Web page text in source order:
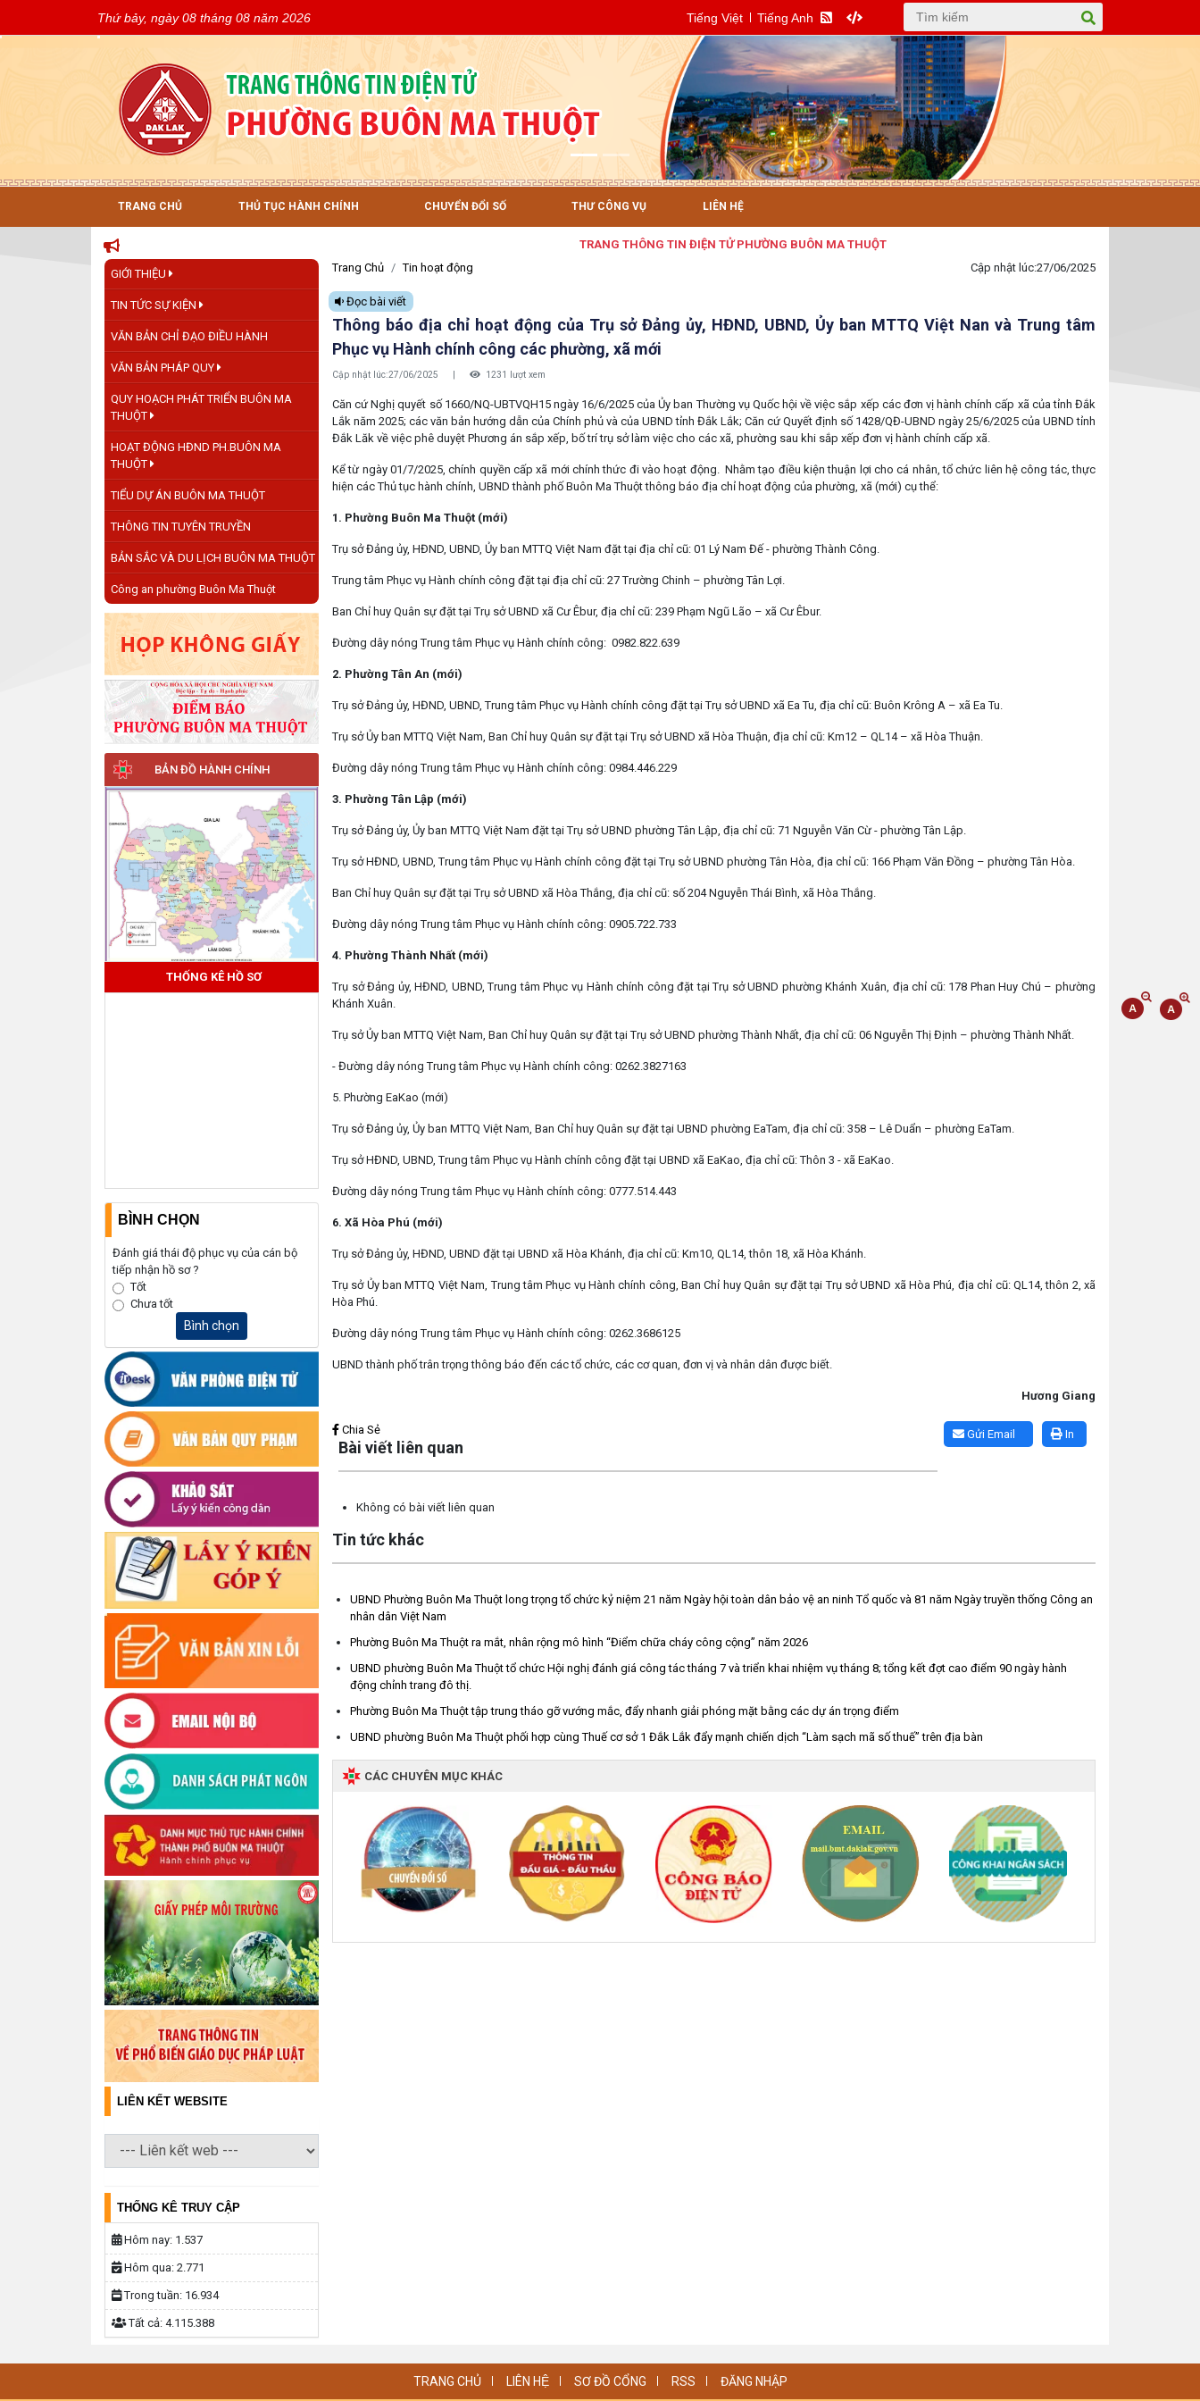
Thứ bảy, ngày 08 tháng 08 năm 2026 Tiếng Việt Tiếng Anh
TRANG CHỦ THỦ TỤC HÀNH CHÍNH CHUYỂN ĐỔI SỐ THƯ CÔNG VỤ LIÊN HỆ
TRANG THÔNG TIN ĐIỆN TỬ PHƯỜNG BUÔN MA THUỘT
GIỚI THIỆU
TIN TỨC SỰ KIỆN
VĂN BẢN CHỈ ĐẠO ĐIỀU HÀNH
VĂN BẢN PHÁP QUY
QUY HOẠCH PHÁT TRIỂN BUÔN MA
THUỘT
HOẠT ĐỘNG HĐND PH.BUÔN MA
THUỘT
TIỂU DỰ ÁN BUÔN MA THUỘT
THÔNG TIN TUYÊN TRUYỀN
BẢN SẮC VÀ DU LỊCH BUÔN MA THUỘT
Công an phường Buôn Ma Thuột
BẢN ĐỒ HÀNH CHÍNH
THỐNG KÊ HỒ SƠ
BÌNH CHỌN
Đánh giá thái độ phục vụ của cán bộ
tiếp nhận hồ sơ ?
Tốt
Chưa tốt
Bình chọn
LIÊN KẾT WEBSITE
THỐNG KÊ TRUY CẬP
Hôm nay: 1.537
Hôm qua: 2.771
Trong tuần: 16.934
Tất cả: 4.115.388
Trang Chủ Tin hoạt động Cập nhật lúc:27/06/2025
Đọc bài viết
Thông báo địa chỉ hoạt động của Trụ sở Đảng ủy, HĐND, UBND, Ủy ban MTTQ Việt Nan và Trung tâm
Phục vụ Hành chính công các phường, xã mới
Cập nhật lúc:27/06/2025 1231 lượt xem
Căn cứ Nghị quyết số 1660/NQ-UBTVQH15 ngày 16/6/2025 của Ủy ban Thường vụ Quốc hội về việc sắp xếp các đơn vị hành chính cấp xã của tỉnh Đắk
Lắk năm 2025; các văn bản hướng dẫn của Chính phủ và của UBND tỉnh Đắk Lắk; Căn cứ Quyết định số 1428/QĐ-UBND ngày 25/6/2025 của UBND tỉnh
Đắk Lăk về việc phê duyệt Phương án sắp xếp, bố trí trụ sở làm việc cho các xã, phường sau khi sắp xếp đơn vị hành chính cấp xã.
Kể từ ngày 01/7/2025, chính quyền cấp xã mới chính thức đi vào hoạt động. Nhằm tạo điều kiện thuận lợi cho cá nhân, tổ chức liên hệ công tác, thực
hiện các Thủ tục hành chính, UBND thành phố Buôn Ma Thuột thông báo địa chỉ hoạt động của phường, xã (mới) cụ thể:
1. Phường Buôn Ma Thuột (mới)
Trụ sở Đảng ủy, HĐND, UBND, Ủy ban MTTQ Việt Nam đặt tại địa chỉ cũ: 01 Lý Nam Đế - phường Thành Công.
Trung tâm Phục vụ Hành chính công đặt tại địa chỉ cũ: 27 Trường Chinh – phường Tân Lợi.
Ban Chỉ huy Quân sự đặt tại Trụ sở UBND xã Cư Êbur, địa chỉ cũ: 239 Phạm Ngũ Lão – xã Cư Êbur.
Đường dây nóng Trung tâm Phục vụ Hành chính công: 0982.822.639
2. Phường Tân An (mới)
Trụ sở Đảng ủy, HĐND, UBND, Trung tâm Phục vụ Hành chính công đặt tại Trụ sở UBND xã Ea Tu, địa chỉ cũ: Buôn Krông A – xã Ea Tu.
Trụ sở Ủy ban MTTQ Việt Nam, Ban Chỉ huy Quân sự đặt tại Trụ sở UBND xã Hòa Thuận, địa chỉ cũ: Km12 – QL14 – xã Hòa Thuận.
Đường dây nóng Trung tâm Phục vụ Hành chính công: 0984.446.229
3. Phường Tân Lập (mới)
Trụ sở Đảng ủy, Ủy ban MTTQ Việt Nam đặt tại Trụ sở UBND phường Tân Lập, địa chỉ cũ: 71 Nguyễn Văn Cừ - phường Tân Lập.
Trụ sở HĐND, UBND, Trung tâm Phục vụ Hành chính công đặt tại Trụ sở UBND phường Tân Hòa, địa chỉ cũ: 166 Phạm Văn Đồng – phường Tân Hòa.
Ban Chỉ huy Quân sự đặt tại Trụ sở UBND xã Hòa Thắng, địa chỉ cũ: số 204 Nguyễn Thái Bình, xã Hòa Thắng.
Đường dây nóng Trung tâm Phục vụ Hành chính công: 0905.722.733
4. Phường Thành Nhất (mới)
Trụ sở Đảng ủy, HĐND, UBND, Trung tâm Phục vụ Hành chính công đặt tại Trụ sở UBND phường Khánh Xuân, địa chỉ cũ: 178 Phan Huy Chú – phường
Khánh Xuân.
Trụ sở Ủy ban MTTQ Việt Nam, Ban Chỉ huy Quân sự đặt tại Trụ sở UBND phường Thành Nhất, địa chỉ cũ: 06 Nguyễn Thị Định – phường Thành Nhất.
- Đường dây nóng Trung tâm Phục vụ Hành chính công: 0262.3827163
5. Phường EaKao (mới)
Trụ sở Đảng ủy, Ủy ban MTTQ Việt Nam, Ban Chỉ huy Quân sự đặt tại UBND phường EaTam, địa chỉ cũ: 358 – Lê Duẩn – phường EaTam.
Trụ sở HĐND, UBND, Trung tâm Phục vụ Hành chính công đặt tại UBND xã EaKao, địa chỉ cũ: Thôn 3 - xã EaKao.
Đường dây nóng Trung tâm Phục vụ Hành chính công: 0777.514.443
6. Xã Hòa Phú (mới)
Trụ sở Đảng ủy, HĐND, UBND đặt tại UBND xã Hòa Khánh, địa chỉ cũ: Km10, QL14, thôn 18, xã Hòa Khánh.
Trụ sở Ủy ban MTTQ Việt Nam, Trung tâm Phục vụ Hành chính công, Ban Chỉ huy Quân sự đặt tại Trụ sở UBND xã Hòa Phú, địa chỉ cũ: QL14, thôn 2, xã
Hòa Phú.
Đường dây nóng Trung tâm Phục vụ Hành chính công: 0262.3686125
UBND thành phố trân trọng thông báo đến các tổ chức, các cơ quan, đơn vị và nhân dân được biết.
Hương Giang
In
Gửi Email
Chia Sẻ
Bài viết liên quan
Không có bài viết liên quan
Tin tức khác
UBND Phường Buôn Ma Thuột long trọng tổ chức kỷ niệm 21 năm Ngày hội toàn dân bảo vệ an ninh Tổ quốc và 81 năm Ngày truyền thống Công an
nhân dân Việt Nam
Phường Buôn Ma Thuột ra mắt, nhân rộng mô hình “Điểm chữa cháy công cộng” năm 2026
UBND phường Buôn Ma Thuột tổ chức Hội nghị đánh giá công tác tháng 7 và triển khai nhiệm vụ tháng 8; tổng kết đợt cao điểm 90 ngày hành
động chỉnh trang đô thị.
Phường Buôn Ma Thuột tập trung tháo gỡ vướng mắc, đẩy nhanh giải phóng mặt bằng các dự án trọng điểm
UBND phường Buôn Ma Thuột phối hợp cùng Thuế cơ sở 1 Đắk Lắk đẩy mạnh chiến dịch “Làm sạch mã số thuế” trên địa bàn
CÁC CHUYÊN MỤC KHÁC
TRANG CHỦ LIÊN HỆ SƠ ĐỒ CỔNG RSS ĐĂNG NHẬP